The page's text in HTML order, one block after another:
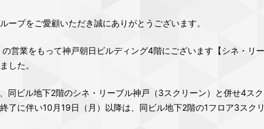
ープをご愛顧いただき誠にありがとうございます。
営業をもって神戸朝日ビルディング4階にございます【シネ・リ
した。
同ビル地下2階のシネ・リーブル神戸（3スクリーン）と併せ4ス
了に伴い10月19日（月）以降は、同ビル地下2階の1フロア3スク